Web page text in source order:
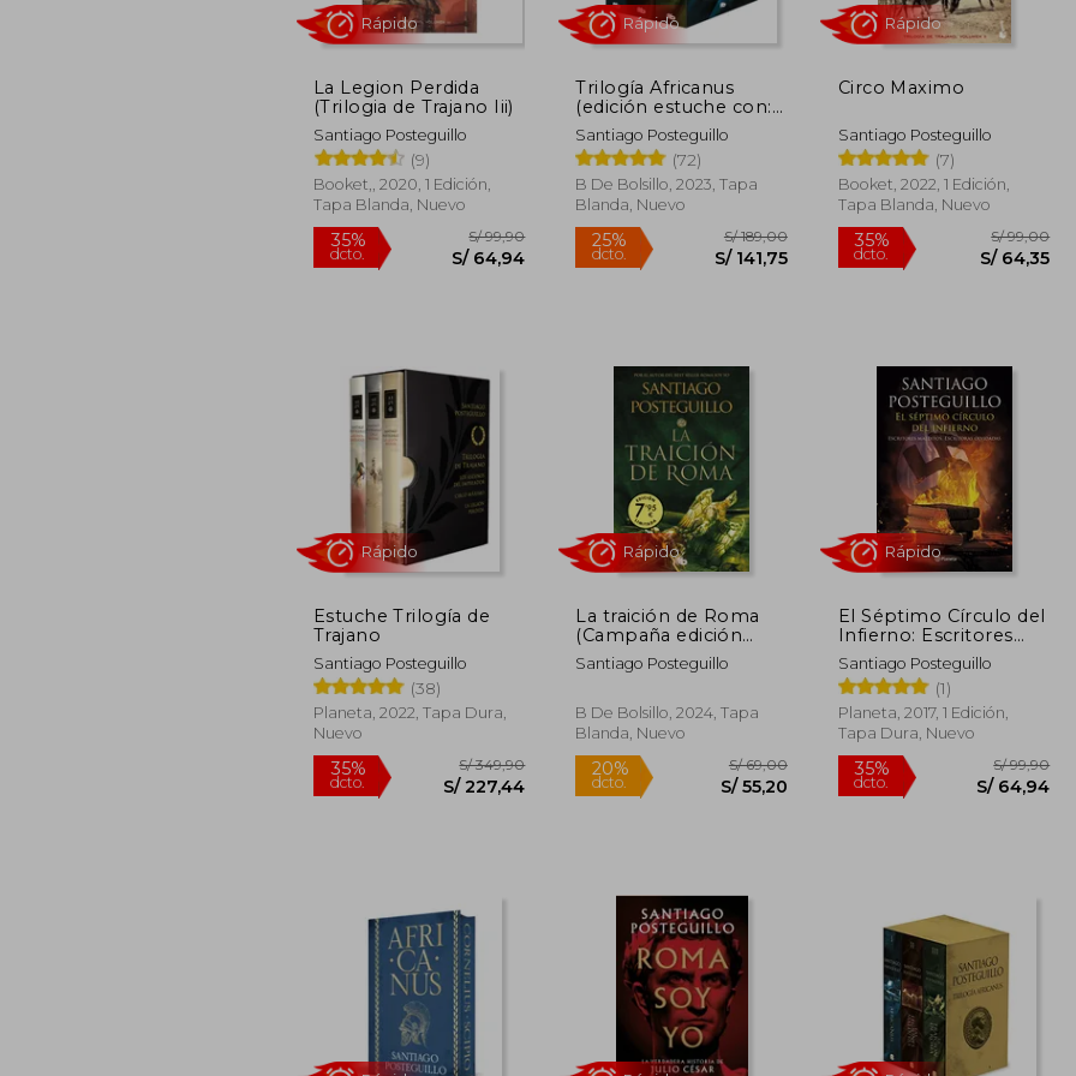
La Legion Perdida
(Trilogia de Trajano Iii)
Santiago Posteguillo
(9)
Booket,, 2020, 1 Edición,
Tapa Blanda, Nuevo
35%
dcto.
S/ 99,90
S/ 64,94
Rápido
Trilogía Africanus
(edición estuche con:
Africanus | Las
legiones malditas | La
traición de Roma)
Santiago Posteguillo
(72)
B De Bolsillo, 2023, Tapa
Blanda, Nuevo
25%
dcto.
S/ 189,00
S/ 141,75
Rápido
Circo Maximo
Santiago Posteguillo
(7)
Booket, 2022, 1 Edición,
Tapa Blanda, Nuevo
35%
dcto.
Rápido
Estuche Trilogía de
Trajano
Santiago Posteguillo
(38)
Planeta, 2022, Tapa Dura,
Nuevo
Rápido
La traición de Roma
(Campaña edición
limitada) (Trilogía
Africanus 3)
Santiago Posteguillo
B De Bolsillo, 2024, Tapa
Blanda, Nuevo
Rápido
El Séptimo Círculo del
Infierno: Escritores
Malditos, Escritoras
Olvidadas
Santiago Posteguillo
(1)
Planeta, 2017, 1 Edición,
Tapa Dura, Nuevo
Rápido